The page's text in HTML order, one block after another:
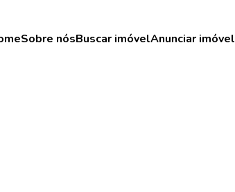
Sobre nósBuscar imóvelAnunciar imóvel